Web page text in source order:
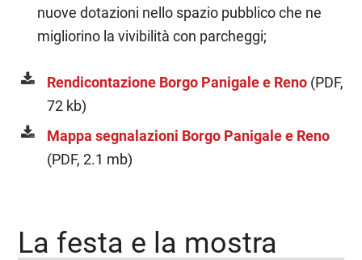
nuove dotazioni nello spazio pubblico che ne
migliorino la vivibilità con parcheggi;
Rendicontazione Borgo Panigale e Reno (PDF,
72 kb)
Mappa segnalazioni Borgo Panigale e Reno
(PDF, 2.1 mb)
La festa e la mostra